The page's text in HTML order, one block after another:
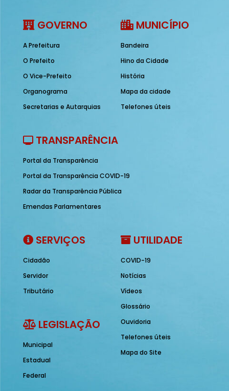
GOVERNO
A Prefeitura
O Prefeito
O Vice-Prefeito
Organograma
Secretarias e Autarquias
MUNICÍPIO
Bandeira
Hino da Cidade
História
Mapa da cidade
Telefones úteis
TRANSPARÊNCIA
Portal da Transparência
Portal da Transparência COVID-19
Radar da Transparência Pública
Emendas Parlamentares
SERVIÇOS
Cidadão
Servidor
Tributário
LEGISLAÇÃO
Municipal
Estadual
Federal
UTILIDADE
COVID-19
Notícias
Vídeos
Glossário
Ouvidoria
Telefones úteis
Mapa do Site